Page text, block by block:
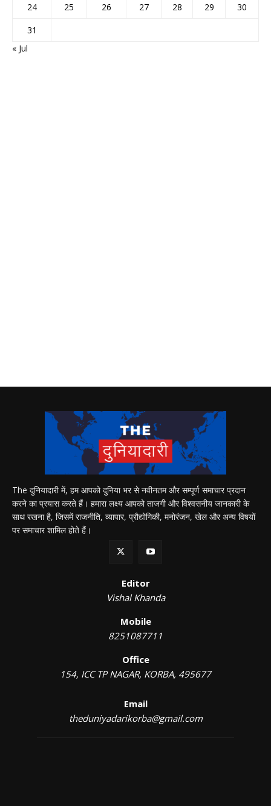
24
25 26 27 28 29
30
31
« Jul
The दुनियादारी में, हम आपको दुनिया भर से नवीनतम और सम्पूर्ण समाचार प्रदान
करने का प्रयास करते हैं। हमारा लक्ष्य आपको ताजगी और विश्वसनीय जानकारी के
साथ रखना है, जिसमें राजनीति, व्यापार, प्रौद्योगिकी, मनोरंजन, खेल और अन्य विषयों
पर समाचार शामिल होते हैं।
Editor
Vishal Khanda
Mobile
8251087711
Office
154, ICC TP NAGAR, KORBA, 495677
Email
theduniyadarikorba@gmail.com